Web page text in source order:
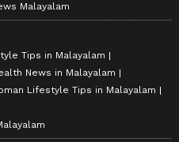
Malayalam
Tips in Malayalam
News in Malayalam
Lifestyle Tips in Malayalam